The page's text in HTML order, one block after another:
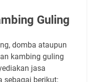
Guling
domba ataupun
kambing guling
jasa
sebagai berikut: